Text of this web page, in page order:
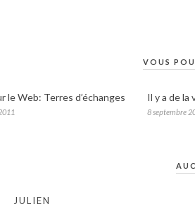
VOUS
le Web: Terres d’échanges Il y a de la
8 septembre
JULIEN